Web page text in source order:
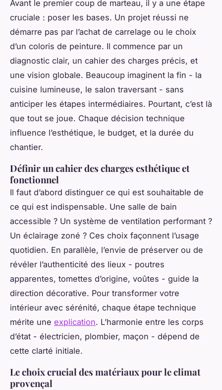
Avant le premier coup de marteau, il y a une étape
cruciale : poser les bases. Un projet réussi ne
démarre pas par l’achat de carrelage ou le choix
d’un coloris de peinture. Il commence par un
diagnostic clair, un cahier des charges précis, et
une vision globale. Beaucoup imaginent la fin - la
cuisine lumineuse, le salon traversant - sans
anticiper les étapes intermédiaires. Pourtant, c’est là
que tout se joue. Chaque décision technique
influence l’esthétique, le budget, et la durée du
chantier.
Définir un cahier des charges esthétique et
fonctionnel
Il faut d’abord distinguer ce qui est souhaitable de
ce qui est indispensable. Une salle de bain
accessible ? Un système de ventilation performant ?
Un éclairage zoné ? Ces choix façonnent l’usage
quotidien. En parallèle, l’envie de préserver ou de
révéler l’authenticité des lieux - poutres
apparentes, tomettes d’origine, voûtes - guide la
direction décorative. Pour transformer votre
intérieur avec sérénité, chaque étape technique
mérite une explication. L’harmonie entre les corps
d’état - électricien, plombier, maçon - dépend de
cette clarté initiale.
Le choix crucial des matériaux pour le climat
provençal